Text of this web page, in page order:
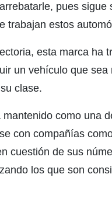
pues
trabajan estos
esta marca ha
un vehículo que
clase.
como una
con compañías
cuestión de sus
los que son